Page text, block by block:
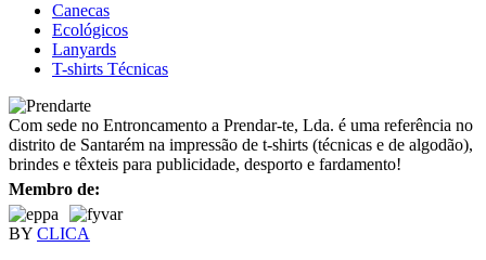
Canecas
Ecológicos
Lanyards
T-shirts Técnicas
Com sede no Entroncamento a Prendar-te, Lda. é uma referência no
distrito de Santarém na impressão de t-shirts (técnicas e de algodão),
brindes e têxteis para publicidade, desporto e fardamento!
Membro de:
BY CLICA